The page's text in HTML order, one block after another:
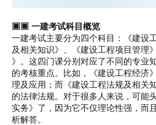
▣▣ 一建考试科目概览
一建考试主要分为四个科目：《建设
及相关知识》、《建设工程项目管理
》。这四门课分别对应了不同的专业
的考核重点。比如，《建设工程经济
理及应用；而《建设工程法规及相关
的法律法规。对于很多人来说，可能
实务》了，因为它不仅理论性强，而
析解答。